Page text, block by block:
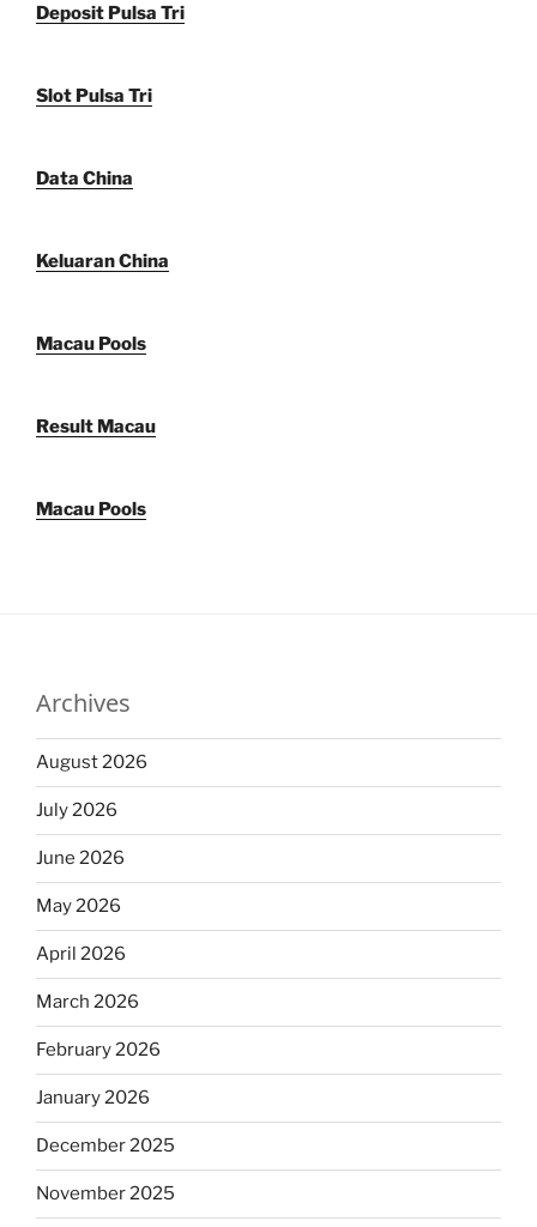
Deposit Pulsa Tri
Slot Pulsa Tri
Data China
Keluaran China
Macau Pools
Result Macau
Macau Pools
Archives
August 2026
July 2026
June 2026
May 2026
April 2026
March 2026
February 2026
January 2026
December 2025
November 2025